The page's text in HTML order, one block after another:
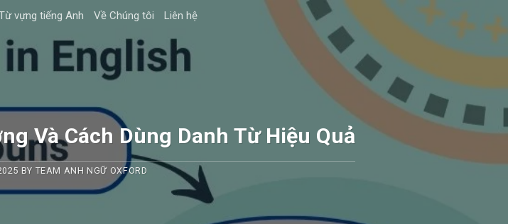
vựng tiếng Anh Về Chúng tôi Liên hệ
Và Cách Dùng Danh Từ Hiệu Quả
BY TEAM ANH NGỮ OXFORD